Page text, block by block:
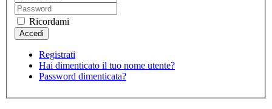
Ricordami
Registrati
Hai dimenticato il tuo nome utente?
Password dimenticata?